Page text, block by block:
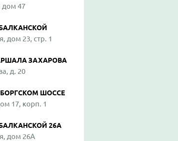
дом 47
дом 23, стр. 1
ЗАХАРОВА
д. 20
ШОССЕ
17, корп. 1
26А
дом 26А